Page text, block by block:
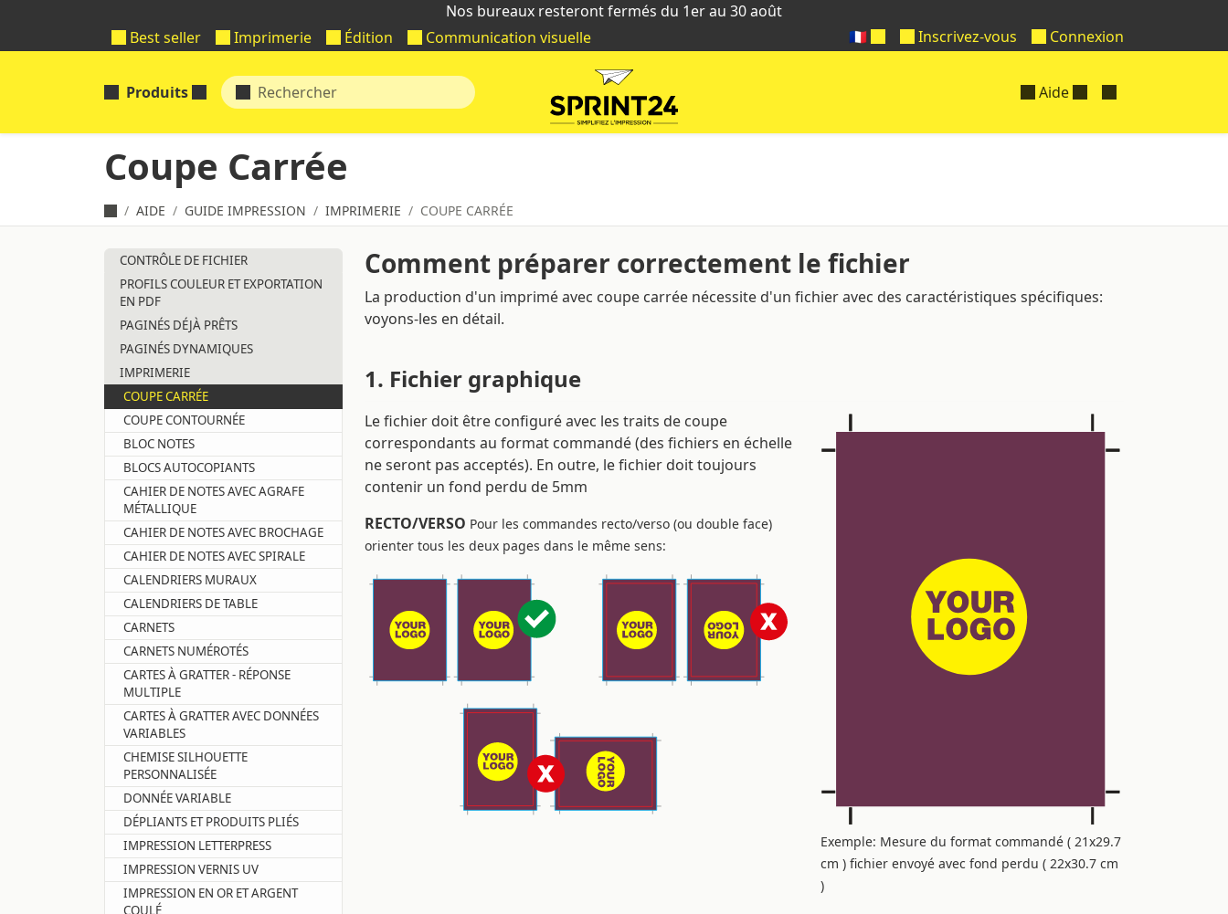
Nos bureaux resteront fermés du 1er au 30 août
Best seller
Imprimerie Édition Communication visuelle Inscrivez-vous Connexion
🇫🇷
Produits Aide
Coupe Carrée
AIDE GUIDE IMPRESSION IMPRIMERIE COUPE CARRÉE
Comment préparer correctement le fichier
La production d'un imprimé avec coupe carrée nécessite d'un fichier avec des caractéristiques spécifiques:
voyons-les en détail.
1. Fichier graphique
Le fichier doit être configuré avec les traits de coupe
correspondants au format commandé (des fichiers en échelle
ne seront pas acceptés). En outre, le fichier doit toujours
contenir un fond perdu de 5mm
RECTO/VERSO Pour les commandes recto/verso (ou double face)
orienter tous les deux pages dans le même sens:
Exemple: Mesure du format commandé ( 21x29.7
cm ) fichier envoyé avec fond perdu ( 22x30.7 cm
)
CONTRÔLE DE FICHIER
PROFILS COULEUR ET EXPORTATION
EN PDF
PAGINÉS DÉJÀ PRÊTS
PAGINÉS DYNAMIQUES
IMPRIMERIE
COUPE CARRÉE
COUPE CONTOURNÉE
BLOC NOTES
BLOCS AUTOCOPIANTS
CAHIER DE NOTES AVEC AGRAFE
MÉTALLIQUE
CAHIER DE NOTES AVEC BROCHAGE
CAHIER DE NOTES AVEC SPIRALE
CALENDRIERS MURAUX
CALENDRIERS DE TABLE
CARNETS
CARNETS NUMÉROTÉS
CARTES À GRATTER - RÉPONSE
MULTIPLE
CARTES À GRATTER AVEC DONNÉES
VARIABLES
CHEMISE SILHOUETTE
PERSONNALISÉE
DONNÉE VARIABLE
DÉPLIANTS ET PRODUITS PLIÉS
IMPRESSION LETTERPRESS
IMPRESSION VERNIS UV
IMPRESSION EN OR ET ARGENT
COULÉ